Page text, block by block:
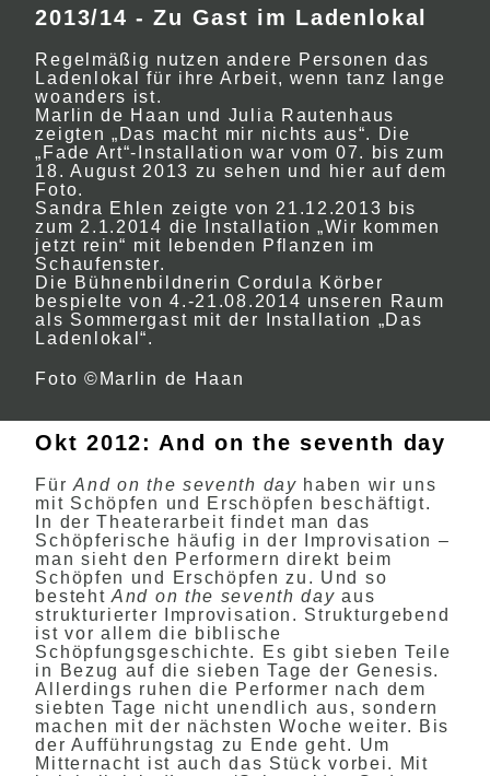
2013/14 - Zu Gast im Ladenlokal
Regelmäßig nutzen andere Personen das
Ladenlokal für ihre Arbeit, wenn tanz lange
woanders ist.
Marlin de Haan und Julia Rautenhaus
zeigten „Das macht mir nichts aus“. Die
„Fade Art“-Installation war vom 07. bis zum
18. August 2013 zu sehen und hier auf dem
Foto.
Sandra Ehlen zeigte von 21.12.2013 bis
zum 2.1.2014 die Installation „Wir kommen
jetzt rein“ mit lebenden Pflanzen im
Schaufenster.
Die Bühnenbildnerin Cordula Körber
bespielte von 4.-21.08.2014 unseren Raum
als Sommergast mit der Installation „Das
Ladenlokal“.
Foto ©Marlin de Haan
Okt 2012: And on the seventh day
FürAnd on the seventh day haben wir uns
mit Schöpfen und Erschöpfen beschäftigt.
In der Theaterarbeit findet man das
Schöpferische häufig in der Improvisation –
man sieht den Performern direkt beim
Schöpfen und Erschöpfen zu. Und so
bestehtAnd on the seventh day aus
strukturierter Improvisation. Strukturgebend
ist vor allem die biblische
Schöpfungsgeschichte. Es gibt sieben Teile
in Bezug auf die sieben Tage der Genesis.
Allerdings ruhen die Performer nach dem
siebten Tage nicht unendlich aus, sondern
machen mit der nächsten Woche weiter. Bis
der Aufführungstag zu Ende geht. Um
Mitternacht ist auch das Stück vorbei. Mit